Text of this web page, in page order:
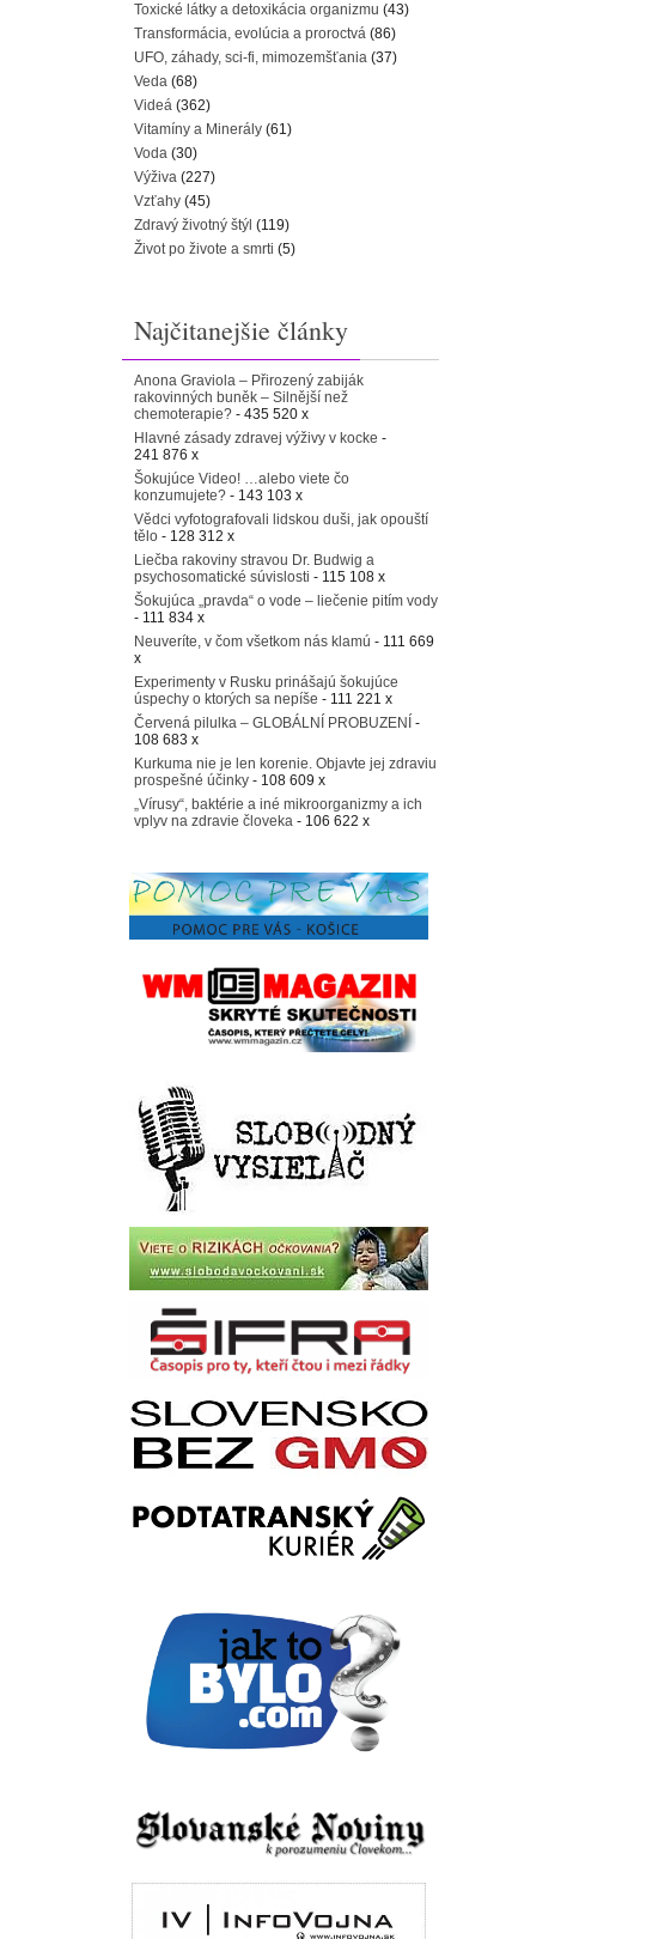
Toxické látky a detoxikácia organizmu (43)
Transformácia, evolúcia a proroctvá (86)
UFO, záhady, sci-fi, mimozemšťania (37)
Veda (68)
Videá (362)
Vitamíny a Minerály (61)
Voda (30)
Výživa (227)
Vzťahy (45)
Zdravý životný štýl (119)
Život po živote a smrti (5)
Najčitanejšie články
Anona Graviola – Přirozený zabiják
rakovinných buněk – Silnější než
chemoterapie? - 435 520 x
Hlavné zásady zdravej výživy v kocke -
241 876 x
Šokujúce Video! …alebo viete čo
konzumujete? - 143 103 x
Vědci vyfotografovali lidskou duši, jak opouští
tělo - 128 312 x
Liečba rakoviny stravou Dr. Budwig a
psychosomatické súvislosti - 115 108 x
Šokujúca „pravda“ o vode – liečenie pitím vody
- 111 834 x
Neuveríte, v čom všetkom nás klamú - 111 669
x
Experimenty v Rusku prinášajú šokujúce
úspechy o ktorých sa nepíše - 111 221 x
Červená pilulka – GLOBÁLNÍ PROBUZENÍ -
108 683 x
Kurkuma nie je len korenie. Objavte jej zdraviu
prospešné účinky - 108 609 x
„Vírusy“, baktérie a iné mikroorganizmy a ich
vplyv na zdravie človeka - 106 622 x